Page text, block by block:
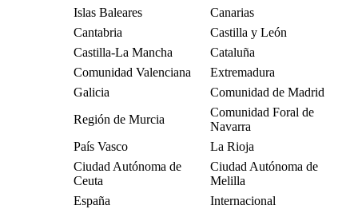
Islas Baleares
Canarias
Cantabria
Castilla y León
Castilla-La Mancha
Cataluña
Comunidad Valenciana
Extremadura
Galicia
Comunidad de Madrid
Región de Murcia
Comunidad Foral de
Navarra
País Vasco
La Rioja
Ciudad Autónoma de
Ceuta
Ciudad Autónoma de
Melilla
España
Internacional